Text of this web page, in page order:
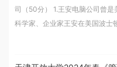
司（50分） 1.王安电脑公司曾
科学家、企业家王安在美国波士